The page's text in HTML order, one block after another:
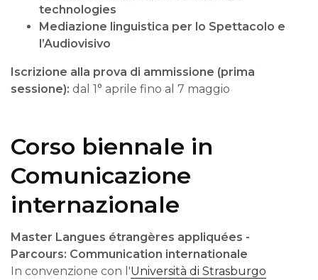
technologies
Mediazione linguistica per lo Spettacolo e
l’Audiovisivo
Iscrizione alla prova di ammissione (prima
sessione): dal 1° aprile fino al 7 maggio
Corso biennale in
Comunicazione
internazionale
Master Langues étrangères appliquées -
Parcours: Communication internationale
In convenzione con l'Università di Strasburgo